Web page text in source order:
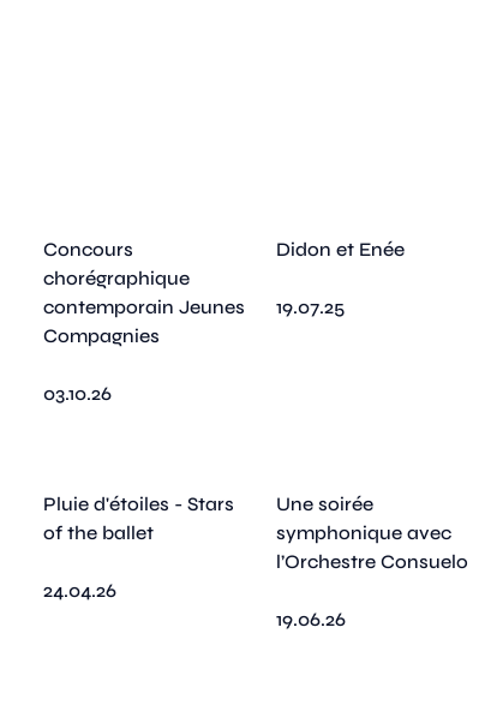
Concours
chorégraphique
contemporain Jeunes
Compagnies
03.10.26
Didon et Enée
19.07.25
Pluie d'étoiles - Stars
of the ballet
24.04.26
Une soirée
symphonique avec
l’Orchestre Consuelo
19.06.26